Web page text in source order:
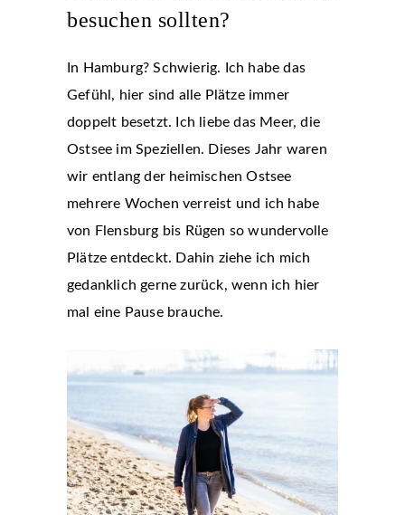
besuchen sollten?
In Hamburg? Schwierig. Ich habe das
Gefühl, hier sind alle Plätze immer
doppelt besetzt. Ich liebe das Meer, die
Ostsee im Speziellen. Dieses Jahr waren
wir entlang der heimischen Ostsee
mehrere Wochen verreist und ich habe
von Flensburg bis Rügen so wundervolle
Plätze entdeckt. Dahin ziehe ich mich
gedanklich gerne zurück, wenn ich hier
mal eine Pause brauche.